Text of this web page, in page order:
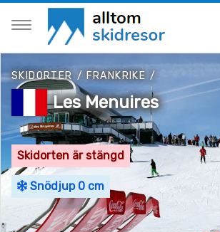
SKIDORTER /FRANKRIKE /
Les Menuires
Skidorten är stängd
Snödjup 0 cm